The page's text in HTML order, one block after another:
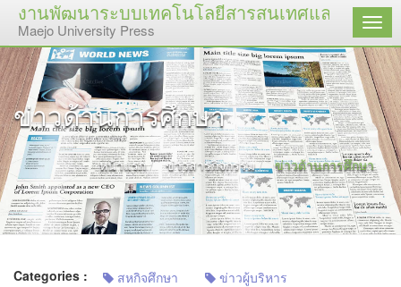
งานพัฒนาระบบเทคโนโลยีสารสนเทศและสื่อสิ่
Maejo University Press เมนู
ข่าวด้านการศึกษา
หน้าแรก ข่าวสารกิจกรรม ข่าวด้านการศึกษา
Categories : สหกิจศึกษา
ข่าวผู้บริหาร